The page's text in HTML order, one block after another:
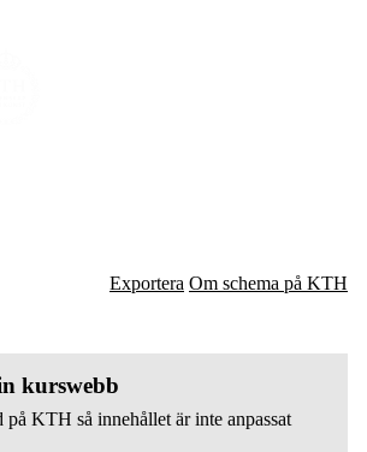
Exportera Om schema på KTH
kurswebb
KTH så innehållet är inte anpassat